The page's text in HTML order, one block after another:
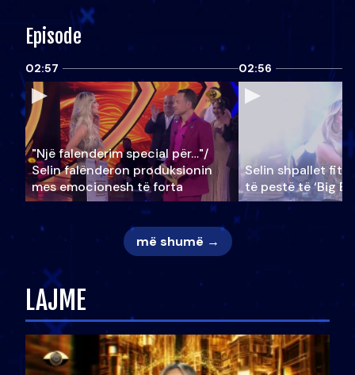
Episode
02:57
"Një falenderim special për…"/
Selin falënderon produksionin
mes emocionesh të forta
02:56
Selin shpallet
të pestë të ‘Big
më shumë →
LAJME